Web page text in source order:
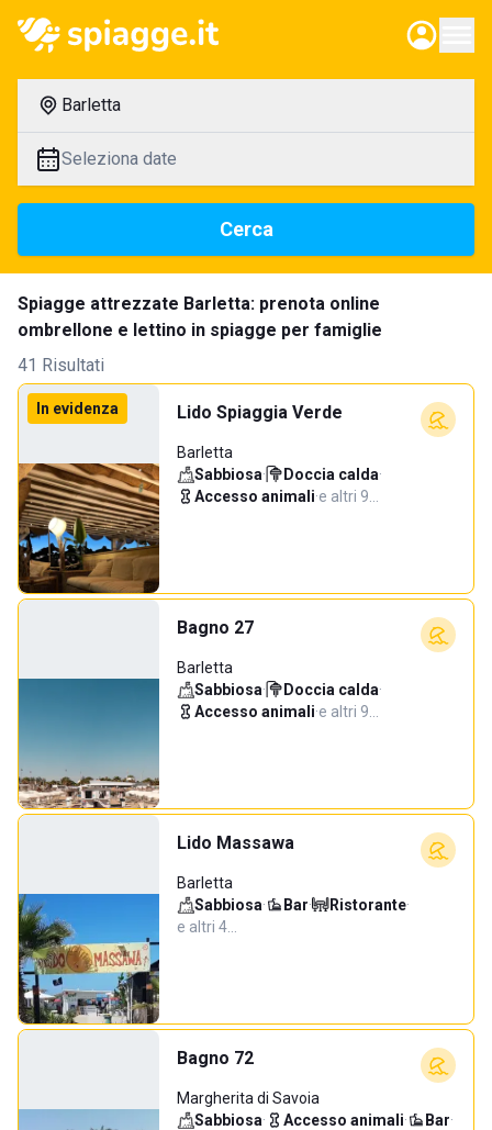
Barletta
Seleziona date
Cerca
Spiagge attrezzate Barletta: prenota online
ombrellone e lettino in spiagge per famiglie
41 Risultati
In evidenza Lido Spiaggia Verde
Barletta
Sabbiosa· Doccia calda·
Accesso animali·e altri 9…
Bagno 27
Barletta
Sabbiosa· Doccia calda·
Accesso animali·e altri 9…
Lido Massawa
Barletta
Sabbiosa· Bar· Ristorante·
e altri 4…
Bagno 72
Margherita di Savoia
Sabbiosa· Accesso animali· Bar·